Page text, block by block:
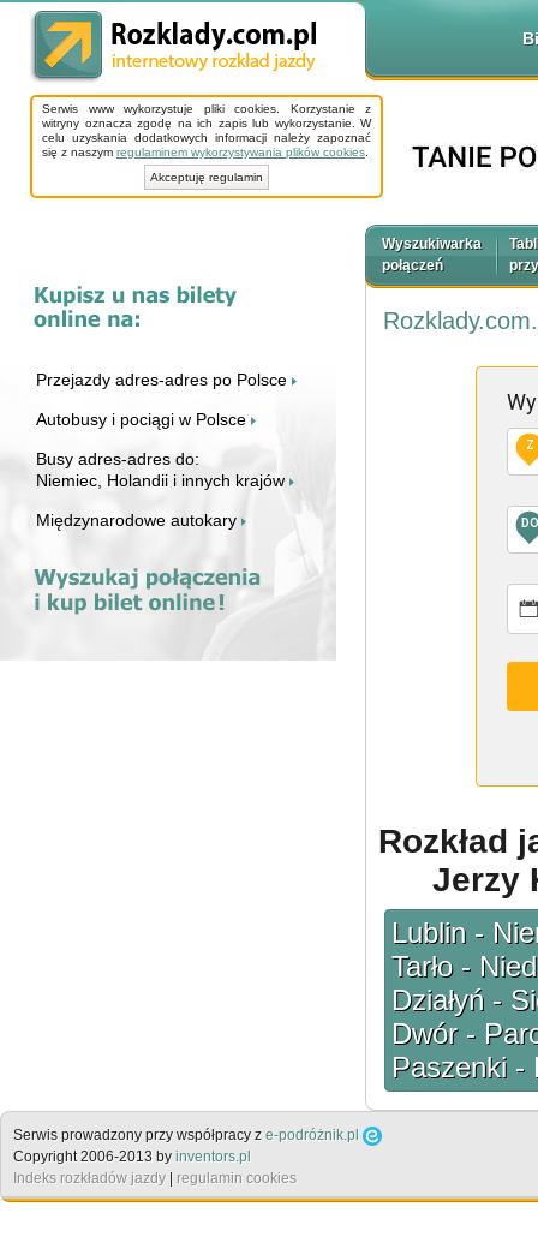
Serwis www wykorzystuje pliki cookies. Korzystanie z
witryny oznacza zgodę na ich zapis lub wykorzystanie. W
celu uzyskania dodatkowych informacji należy zapoznać
się z naszym regulaminem wykorzystywania plików cookies
Akceptuję regulamin
Przejazdy adres-adres po Polsce
Autobusy i pociągi w Polsce
Busy adres-adres do:
Niemiec, Holandii i innych krajów
Międzynarodowe autokary
Wyszukiwarka
połączeń
Z
DO
Rozkład
Jerzy
Lublin -
Tarło -
Działyń -
Dwór -
Paszenki -
Serwis prowadzony przy współpracy z e-podróżnik.pl
Copyright 2006-2013 by inventors.pl
Indeks rozkładów jazdy | regulamin cookies